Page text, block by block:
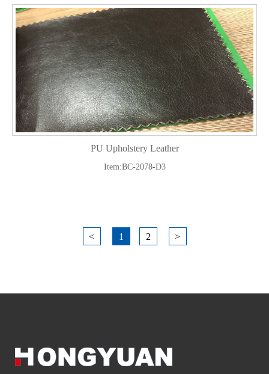
PU Upholstery Leather
Item:BC-2078-D3
< 1 2 >